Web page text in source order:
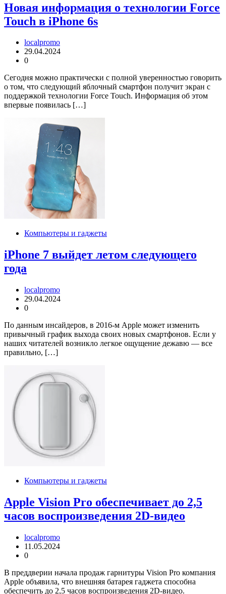
Новая информация о технологии Force
Touch в iPhone 6s
localpromo
29.04.2024
0
Сегодня можно практически с полной уверенностью говорить
о том, что следующий яблочный смартфон получит экран с
поддержкой технологии Force Touch. Информация об этом
впервые появилась […]
Компьютеры и гаджеты
iPhone 7 выйдет летом следующего
года
localpromo
29.04.2024
0
По данным инсайдеров, в 2016-м Apple может изменить
привычный график выхода своих новых смартфонов. Если у
наших читателей возникло легкое ощущение дежавю — все
правильно, […]
Компьютеры и гаджеты
Apple Vision Pro обеспечивает до 2,5
часов воспроизведения 2D-видео
localpromo
11.05.2024
0
В преддверии начала продаж гарнитуры Vision Pro компания
Apple объявила, что внешняя батарея гаджета способна
обеспечить до 2,5 часов воспроизведения 2D-видео.